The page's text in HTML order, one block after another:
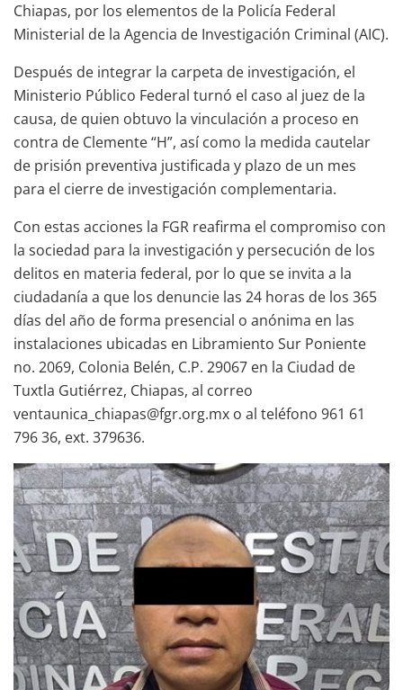
Chiapas, por los elementos de la Policía Federal
Ministerial de la Agencia de Investigación Criminal (AIC).
Después de integrar la carpeta de investigación, el
Ministerio Público Federal turnó el caso al juez de la
causa, de quien obtuvo la vinculación a proceso en
contra de Clemente “H”, así como la medida cautelar
de prisión preventiva justificada y plazo de un mes
para el cierre de investigación complementaria.
Con estas acciones la FGR reafirma el compromiso con
la sociedad para la investigación y persecución de los
delitos en materia federal, por lo que se invita a la
ciudadanía a que los denuncie las 24 horas de los 365
días del año de forma presencial o anónima en las
instalaciones ubicadas en Libramiento Sur Poniente
no. 2069, Colonia Belén, C.P. 29067 en la Ciudad de
Tuxtla Gutiérrez, Chiapas, al correo
ventaunica_chiapas@fgr.org.mx o al teléfono 961 61
796 36, ext. 379636.